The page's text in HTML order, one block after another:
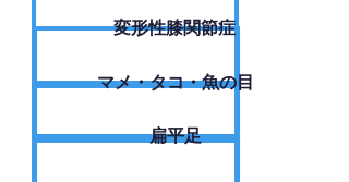
変形性膝関節症
​マメ・タコ・魚の目
扁平足